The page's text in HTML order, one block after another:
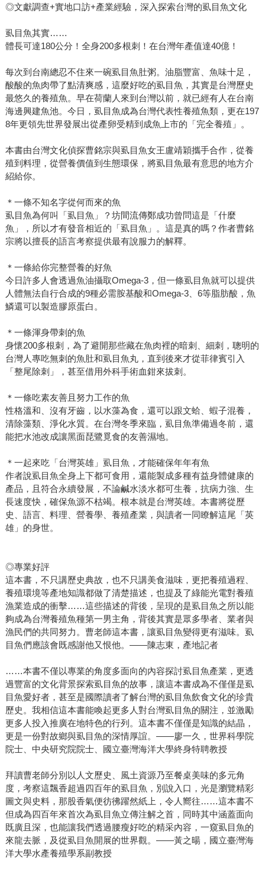
◎文獻調查+實地口訪+產業經驗，深入探索台灣的虱目魚文化
虱目魚其實……
體長可達180公分！全身200多根刺！在台灣年產值達40億！
每次到台南總忍不住來一碗虱目魚肚粥。油脂豐富、魚味十足，
酸酸的魚肉帶了點清爽感，這麼好吃的虱目魚，其實是台灣歷史
最悠久的養殖魚。早在荷蘭人來到台灣以前，就已經有人在台南
海邊興建魚池。今日，虱目魚成為台灣代表性養殖魚類，更在197
8年更領先世界發展出從產卵受精到成魚上市的「完全養殖」。
本書由台灣文化偵探曹銘宗與虱目魚女王盧靖穎攜手合作，從養
殖到料理，從營養價值到生態環保，將虱目魚最有意思的地方介
紹給你。
＊一條不知名字從何而來的魚
虱目魚為何叫「虱目魚」？坊間流傳鄭成功曾問這是「什麼
魚」，所以才有發音相近的「虱目魚」。這是真的嗎？作者曹銘
宗將以擅長的語言考察提供最有說服力的解釋。
＊一條給你完整營養的好魚
今日許多人會透過魚油攝取Omega-3，但一條虱目魚就可以提供
人體無法自行合成的9種必需胺基酸和Omega-3、6等脂肪酸，魚
鱗還可以製造膠原蛋白。
＊一條渾身帶刺的魚
身懷200多根刺，為了避開那些藏在魚肉裡的暗刺、細刺，聰明的
台灣人專吃無刺的魚肚和虱目魚丸，直到後來才從菲律賓引入
「整尾除刺」，甚至借用外科手術血鉗來拔刺。
＊一條吃素友善且努力工作的魚
性格溫和、沒有牙齒，以水藻為食，還可以跟文蛤、蝦子混養，
清除藻類、淨化水質。在台灣冬季來臨，虱目魚準備過冬前，還
能把水池改成讓黑面琵鷺覓食的友善濕地。
＊一起來吃「台灣英雄」虱目魚，才能確保年年有魚
作者說虱目魚全身上下都可食用，還能製成多種有益身體健康的
產品，且符合永續發展，不論鹹水淡水都可生養，抗病力強、生
長速度快，確保魚源不枯竭。根本就是台灣英雄。本書將從歷
史、語言、料理、營養學、養殖產業，與讀者一同瞭解這尾「英
雄」的身世。
◎專業好評
這本書，不只講歷史典故，也不只講美食滋味，更把養殖過程、
養殖環境等產地知識都做了清楚描述，也提及了綠能光電對養殖
漁業造成的衝擊……這些描述的背後，呈現的是虱目魚之所以能
夠成為台灣養殖魚種第一男主角，背後其實是眾多學者、業者與
漁民們的共同努力。曹老師這本書，讓虱目魚變得更有滋味。虱
目魚們應該會既感謝他又恨他。——陳志東，產地記者
……本書不僅以專業的角度多面向的內容探討虱目魚產業，更透
過豐富的文化背景探索虱目魚的故事，讓這本書成為不僅僅是虱
目魚愛好者，甚至是國際讀者了解台灣的虱目魚飲食文化的珍貴
歷史。我相信這本書能喚起更多人對台灣虱目魚的關注，並激勵
更多人投入推廣在地特色的行列。這本書不僅僅是知識的結晶，
更是一份對故鄉與虱目魚的深情厚誼。——廖一久，世界科學院
院士、中央研究院院士、國立臺灣海洋大學終身特聘教授
拜讀曹老師分別以人文歷史、風土資源乃至餐桌美味的多元角
度，考察這飄香超過四百年的虱目魚，別說入口，光是瀏覽精彩
圖文與史料，那股香氣便彷彿躍然紙上，令人嚮往……這本書不
但成為四百年來首次為虱目魚立傳注解之首，同時其中涵蓋面向
既廣且深，也能讓我們透過腰瘦好吃的精采內容，一窺虱目魚的
來龍去脈，及從虱目魚開展的世界觀。——黃之暘，國立臺灣海
洋大學水產養殖學系副教授